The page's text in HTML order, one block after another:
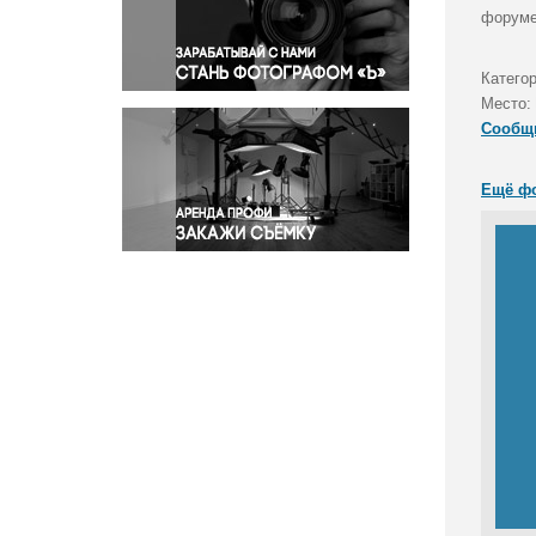
Правосудие
Происшествия и конфликты
Религия
Светская жизнь
Спорт
Экология
Экономика и бизнес
Место:
Ещё